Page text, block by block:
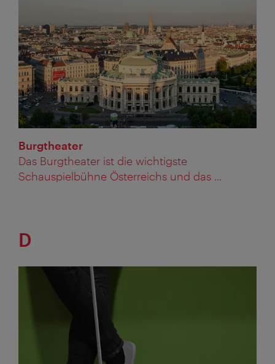
Burgtheater
Das Burgtheater ist die wichtigste
Schauspielbühne Österreichs und das ...
D